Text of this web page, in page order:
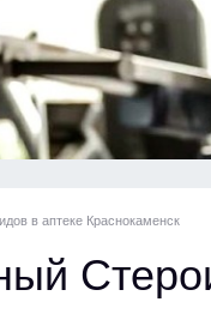
в аптеке Краснокаменск